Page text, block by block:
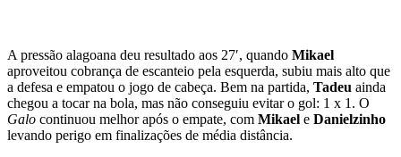
A pressão alagoana deu resultado aos 27′, quando Mikael
aproveitou cobrança de escanteio pela esquerda, subiu mais alto que
a defesa e empatou o jogo de cabeça. Bem na partida, Tadeu ainda
chegou a tocar na bola, mas não conseguiu evitar o gol: 1 x 1. O
Galo continuou melhor após o empate, com Mikael e Danielzinho
levando perigo em finalizações de média distância.